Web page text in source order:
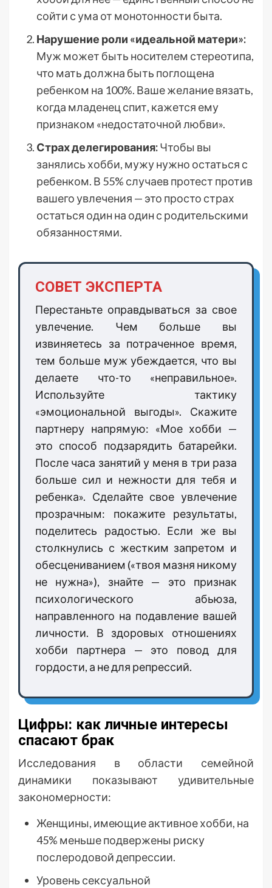
сойти с ума от монотонности быта.
Нарушение роли «идеальной матери»:
Муж может быть носителем стереотипа,
что мать должна быть поглощена
ребенком на 100%. Ваше желание вязать,
когда младенец спит, кажется ему
признаком «недостаточной любви».
Страх делегирования:Чтобы вы
занялись хобби, мужу нужно остаться с
ребенком. В 55% случаев протест против
вашего увлечения — это просто страх
остаться один на один с родительскими
обязанностями.
СОВЕТ ЭКСПЕРТА
Перестаньте оправдываться за свое
увлечение. Чем больше вы
извиняетесь за потраченное время,
тем больше муж убеждается, что вы
делаете что-то «неправильное».
Используйте тактику
«эмоциональной выгоды». Скажите
партнеру напрямую: «Мое хобби —
это способ подзарядить батарейки.
После часа занятий у меня в три раза
больше сил и нежности для тебя и
ребенка». Сделайте свое увлечение
прозрачным: покажите результаты,
поделитесь радостью. Если же вы
столкнулись с жестким запретом и
обесцениванием («твоя мазня никому
не нужна»), знайте — это признак
психологического абьюза,
направленного на подавление вашей
личности. В здоровых отношениях
хобби партнера — это повод для
гордости, а не для репрессий.
Цифры: как личные интересы
спасают брак
Исследования в области семейной
динамики показывают удивительные
закономерности:
Женщины, имеющие активное хобби, на
45% меньше подвержены риску
послеродовой депрессии.
Уровень сексуальной